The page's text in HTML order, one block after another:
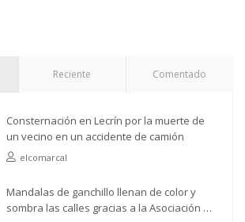
Reciente Comentado
Consternación en Lecrín por la muerte de
un vecino en un accidente de camión
elcomarcal
Mandalas de ganchillo llenan de color y
sombra las calles gracias a la Asociación de